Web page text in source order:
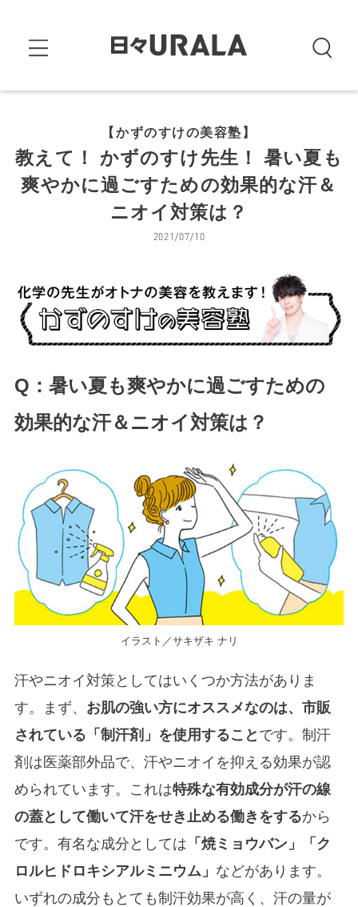
【かずのすけの美容塾】
教えて！ かずのすけ先生！ 暑い夏も
爽やかに過ごすための効果的な汗＆
ニオイ対策は？
2021/07/10
Q：暑い夏も爽やかに過ごすための
効果的な汗＆ニオイ対策は？
イラスト／サキザキ ナリ
汗やニオイ対策としてはいくつか方法がありま
す。まず、 お肌の強い方にオススメなのは、市販
されている「制汗剤」を使用すること です。制汗
剤は医薬部外品で、汗やニオイを抑える効果が認
められています。これは特殊な有効成分が汗の線
の蓋として働いて汗をせき止める働きをするから
です。有名な成分としては 「焼ミョウバン」「ク
ロルヒドロキシアルミニウム」 などがあります。
いずれの成分もとても制汗効果が高く、汗の量が